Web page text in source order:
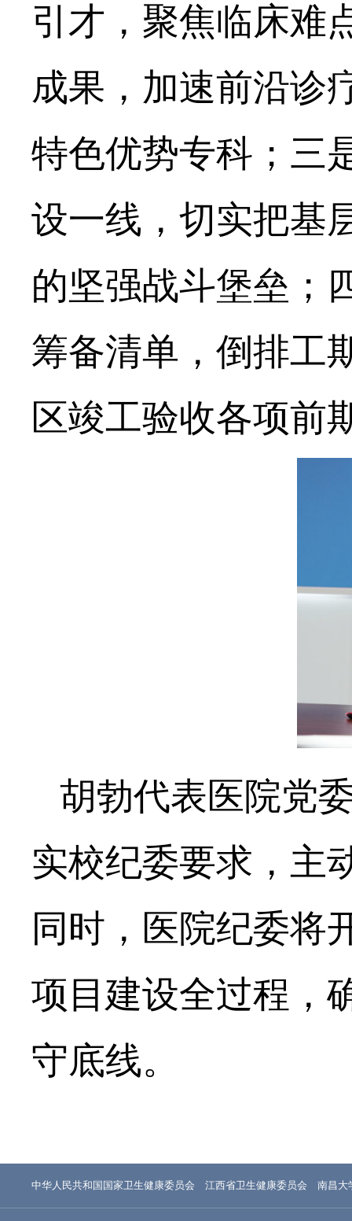
引才，聚焦临床难
成果，加速前沿诊
特色优势专科；三
设一线，切实把基
的坚强战斗堡垒；
筹备清单，倒排工
区竣工验收各项前
胡勃代表医院党
实校纪委要求，主
同时，医院纪委将
项目建设全过程，
守底线。
中华人民共和国国家卫生健康委员会 江西省卫生健康委员会 南昌大